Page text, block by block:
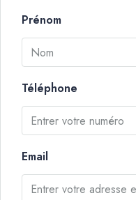
Prénom
Téléphone
Email